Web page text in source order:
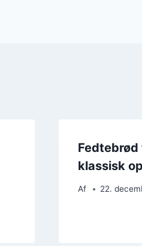
Fedtebrød
klassisk
Af 22.